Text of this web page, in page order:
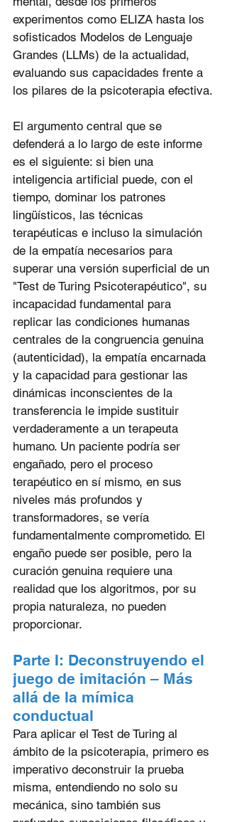
experimentos como ELIZA hasta los
sofisticados Modelos de Lenguaje
Grandes (LLMs) de la actualidad,
evaluando sus capacidades frente a
los pilares de la psicoterapia efectiva.
El argumento central que se
defenderá a lo largo de este informe
es el siguiente: si bien una
inteligencia artificial puede, con el
tiempo, dominar los patrones
lingüísticos, las técnicas
terapéuticas e incluso la simulación
de la empatía necesarios para
superar una versión superficial de un
"Test de Turing Psicoterapéutico", su
incapacidad fundamental para
replicar las condiciones humanas
centrales de la congruencia genuina
(autenticidad), la empatía encarnada
y la capacidad para gestionar las
dinámicas inconscientes de la
transferencia le impide sustituir
verdaderamente a un terapeuta
humano. Un paciente podría ser
engañado, pero el proceso
terapéutico en sí mismo, en sus
niveles más profundos y
transformadores, se vería
fundamentalmente comprometido. El
engaño puede ser posible, pero la
curación genuina requiere una
realidad que los algoritmos, por su
propia naturaleza, no pueden
proporcionar.
Parte I: Deconstruyendo el
juego de imitación – Más
allá de la mímica
conductual
Para aplicar el Test de Turing al
ámbito de la psicoterapia, primero es
imperativo deconstruir la prueba
misma, entendiendo no solo su
mecánica, sino también sus